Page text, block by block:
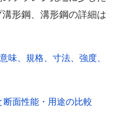
形鋼、溝形鋼の詳細は
味、規格、寸法、強度、
面性能・用途の比較